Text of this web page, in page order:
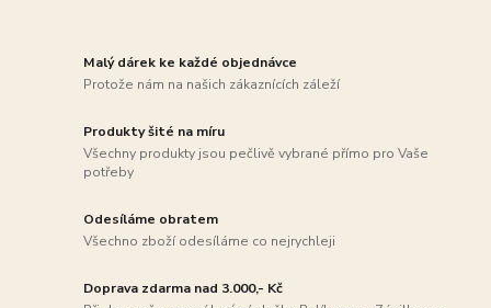
Malý dárek ke každé objednávce
Protože nám na našich zákaznících záleží
Produkty šité na míru
Všechny produkty jsou pečlivě vybrané přímo pro Vaše
potřeby
Odesíláme obratem
Všechno zboží odesíláme co nejrychleji
Doprava zdarma nad 3.000,- Kč